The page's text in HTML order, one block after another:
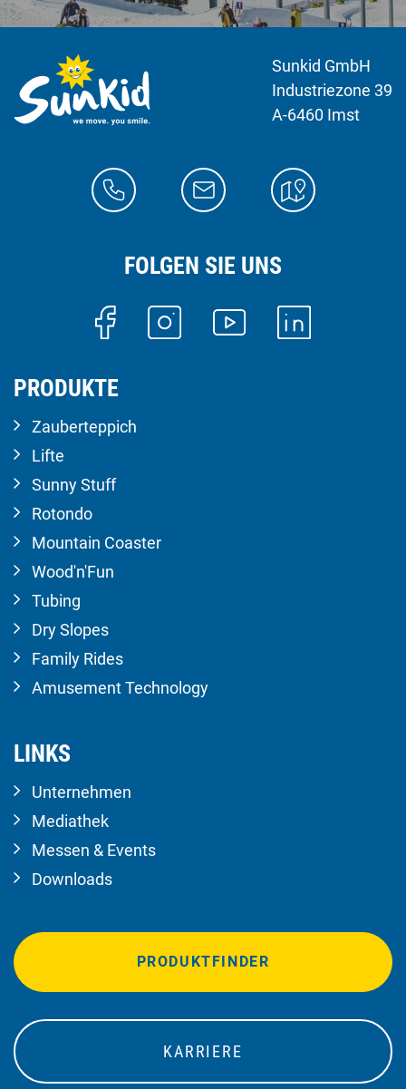
Sunkid GmbH
Industriezone 39
A-6460 Imst
FOLGEN SIE UNS
PRODUKTE
Zauberteppich
Lifte
Sunny Stuff
Rotondo
Mountain Coaster
Wood'n'Fun
Tubing
Dry Slopes
Family Rides
Amusement Technology
LINKS
Unternehmen
Mediathek
Messen & Events
Downloads
PRODUKTFINDER
KARRIERE